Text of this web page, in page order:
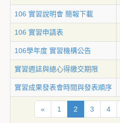
106 實習說明會 簡報下載
106 實習申請表
106學年度 實習機構公告
實習週誌與總心得繳交期限
實習成果發表會時間與發表順序
« 1 2 3 4